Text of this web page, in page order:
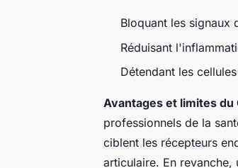
Bloquant les signaux
Réduisant
Détendant les
Avantages et limites
professionnels de la
ciblent les récepteurs
articulaire. En